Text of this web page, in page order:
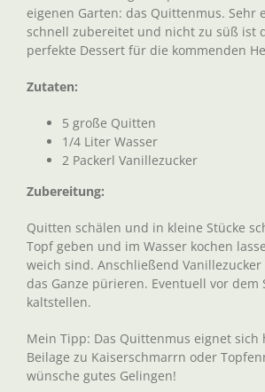
eigenen Garten: das Quittenmus. Sehr
schnell zubereitet und nicht zu süß ist
perfekte Dessert für die kommenden
Zutaten:
5 große Quitten
1/4 Liter Wasser
2 Packerl Vanillezucker
Zubereitung:
Quitten schälen und in kleine Stücke
Topf geben und im Wasser kochen
weich sind. Anschließend
das Ganze pürieren. Eventuell vor dem
kaltstellen.
Mein Tipp: Das Quittenmus eignet sich
Beilage zu Kaiserschmarrn oder
wünsche gutes Gelingen!